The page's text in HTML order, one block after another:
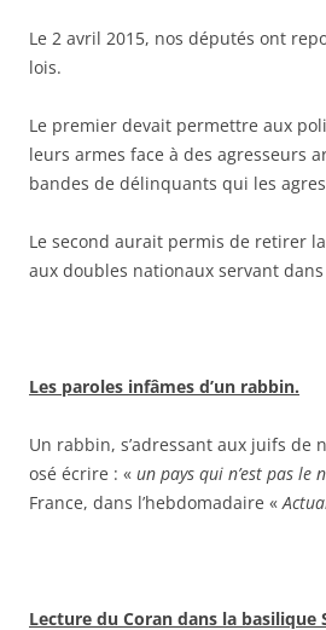
Le 2 avril 2015, nos députés ont
lois.
Le premier devait permettre aux
leurs armes face à des agresseurs
bandes de délinquants qui les
Le second aurait permis de retirer
aux doubles nationaux servant
Les paroles infâmes d’un rabbin.
Un rabbin, s’adressant aux juifs de
osé écrire : « un pays qui n’est pas le
France, dans l’hebdomadaire «
Lecture du Coran dans la basilique